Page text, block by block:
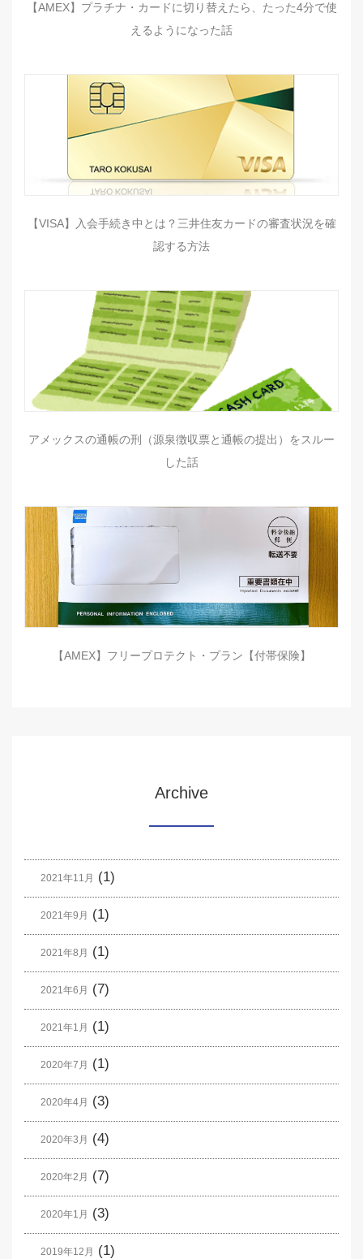
【AMEX】プラチナ・カードに切り替えたら、たった4分で使
えるようになった話
【VISA】入会手続き中とは？三井住友カードの審査状況を確
認する方法
アメックスの通帳の刑（源泉徴収票と通帳の提出）をスルー
した話
【AMEX】フリープロテクト・プラン【付帯保険】
Archive
2021年11月 (1)
2021年9月 (1)
2021年8月 (1)
2021年6月 (7)
2021年1月 (1)
2020年7月 (1)
2020年4月 (3)
2020年3月 (4)
2020年2月 (7)
2020年1月 (3)
2019年12月 (1)